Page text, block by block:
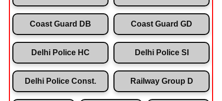
Coast Guard DB Coast Guard GD
Delhi Police HC Delhi Police SI
Delhi Police Const. Railway Group D